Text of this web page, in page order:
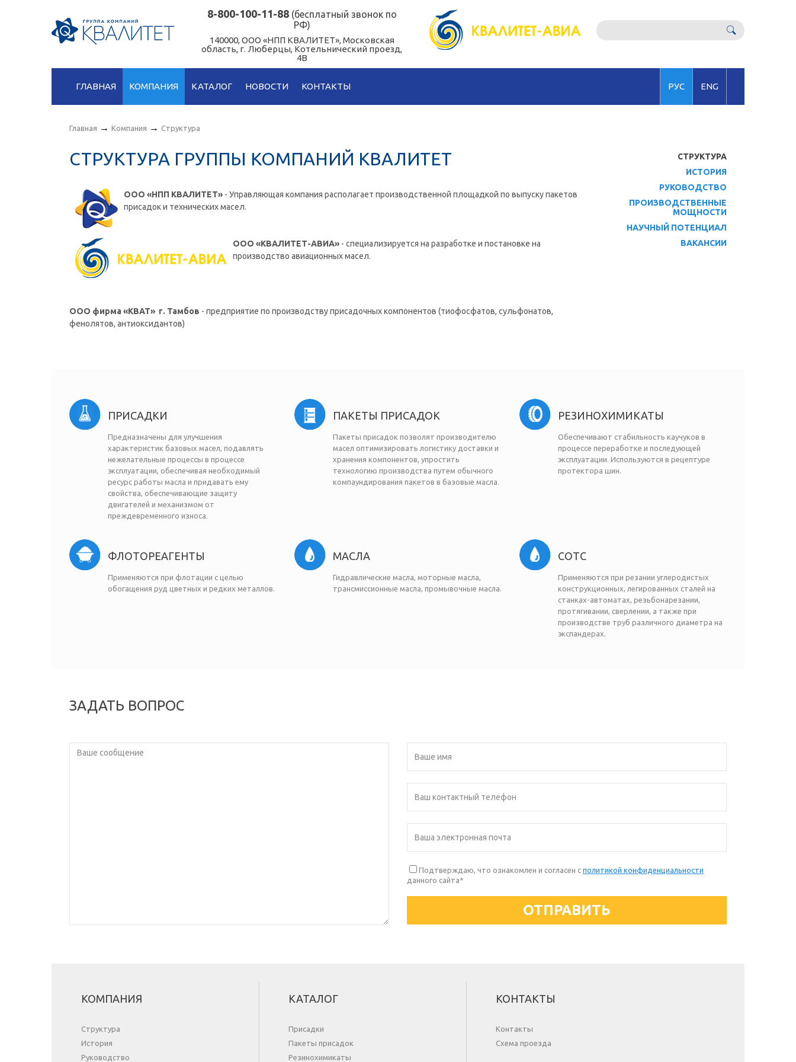
8-800-100-11-88 (бесплатный звонок по
РФ)
140000, ООО «НПП КВАЛИТЕТ», Московская
область, г. Люберцы, Котельнический проезд,
4В
ГЛАВНАЯ КОМПАНИЯ КАТАЛОГ НОВОСТИ КОНТАКТЫ РУС ENG
Главная → Компания → Структура
СТРУКТУРА ГРУППЫ КОМПАНИЙ КВАЛИТЕТ
ООО «НПП КВАЛИТЕТ» - Управляющая компания располагает производственной площадкой по выпуску пакетов
присадок и технических масел.
ООО «КВАЛИТЕТ-АВИА» - специализируется на разработке и постановке на
производство авиационных масел.
ООО фирма «КВАТ» г. Тамбов - предприятие по производству присадочных компонентов (тиофосфатов, сульфонатов,
фенолятов, антиоксидантов)
СТРУКТУРА
ИСТОРИЯ
РУКОВОДСТВО
ПРОИЗВОДСТВЕННЫЕ
МОЩНОСТИ
НАУЧНЫЙ ПОТЕНЦИАЛ
ВАКАНСИИ
ПРИСАДКИ ПАКЕТЫ ПРИСАДОК РЕЗИНОХИМИКАТЫ
Предназначены для улучшения
характеристик базовых масел, подавлять
нежелательные процессы в процессе
эксплуатации, обеспечивая необходимый
ресурс работы масла и придавать ему
свойства, обеспечивающие защиту
двигателей и механизмом от
преждевременного износа.
Пакеты присадок позволят производителю
масел оптимизировать логистику доставки и
хранения компонентов, упростить
технологию производства путем обычного
компаундирования пакетов в базовые масла.
Обеспечивают стабильность каучуков в
процессе переработке и последующей
эксплуатации. Используются в рецептуре
протектора шин.
ФЛОТОРЕАГЕНТЫ МАСЛА СОТС
Применяются при флотации с целью
обогащения руд цветных и редких металлов.
Гидравлические масла, моторные масла,
трансмиссионные масла, промывочные масла.
Применяются при резании углеродистых
конструкционных, легированных сталей на
станках-автоматах, резьбонарезании,
протягивании, сверлении, а также при
производстве труб различного диаметра на
экспандерах.
ЗАДАТЬ ВОПРОС
Подтверждаю, что ознакомлен и согласен с политикой конфиденциальности
данного сайта*
КОМПАНИЯ
Структура
История
Руководство
КАТАЛОГ
Присадки
Пакеты присадок
Резинохимикаты
КОНТАКТЫ
Контакты
Схема проезда